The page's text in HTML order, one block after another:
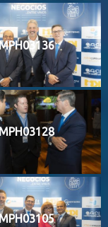
MPH03128